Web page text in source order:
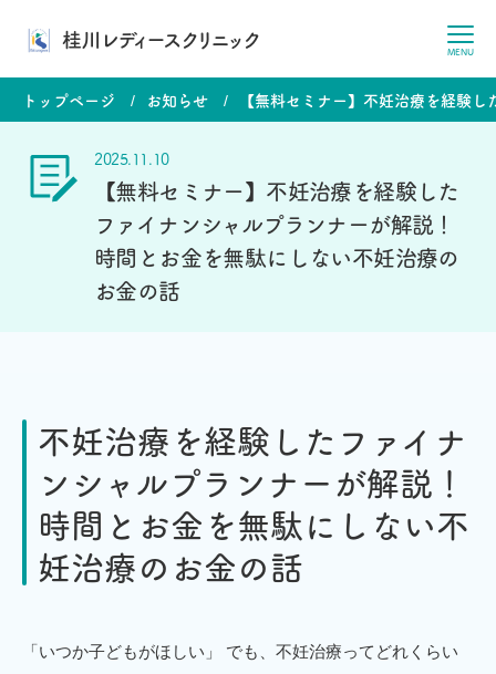
桂川レディースクリニック MENU
トップページ お知らせ 【無料セミナー】不妊治療を経験
2025.11.10
【無料セミナー】不妊治療を経験した
ファイナンシャルプランナーが解説！
時間とお金を無駄にしない不妊治療の
お金の話
不妊治療を経験したファイナ
ンシャルプランナーが解説！
時間とお金を無駄にしない不
妊治療のお金の話
「いつか子どもがほしい」 でも、不妊治療ってどれくらい